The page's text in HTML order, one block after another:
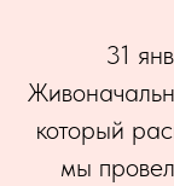
31
который
мы